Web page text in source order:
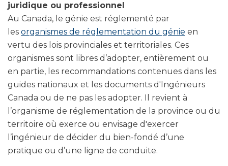
juridique ou professionnel
Au Canada, le génie est réglementé par
les organismes de réglementation du génie en
vertu des lois provinciales et territoriales. Ces
organismes sont libres d’adopter, entièrement ou
en partie, les recommandations contenues dans les
guides nationaux et les documents d'Ingénieurs
Canada ou de ne pas les adopter. Il revient à
l’organisme de réglementation de la province ou du
territoire où exerce ou envisage d'exercer
l’ingénieur de décider du bien-fondé d’une
pratique ou d’une ligne de conduite.